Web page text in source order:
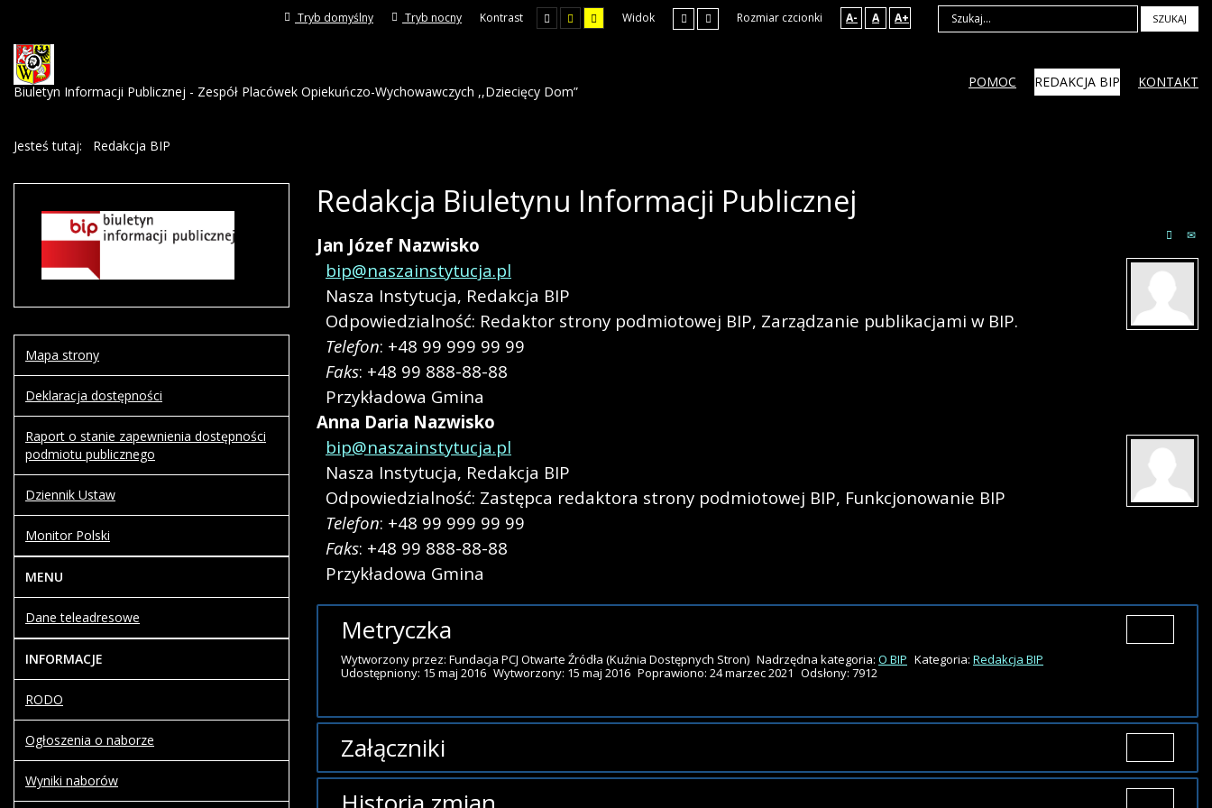
Tryb domyślny Tryb nocny Kontrast Widok Rozmiar czcionki A- A A+ SZUKAJ
Biuletyn Informacji Publicznej - Zespół Placówek Opiekuńczo-Wychowawczych ,,Dziecięcy Dom”
POMOC REDAKCJA BIP KONTAKT
Jesteś tutaj: Redakcja BIP
Redakcja Biuletynu Informacji Publicznej
Jan Józef Nazwisko
bip@naszainstytucja.pl
Nasza Instytucja, Redakcja BIP
Odpowiedzialność: Redaktor strony podmiotowej BIP, Zarządzanie publikacjami w BIP.
Telefon: +48 99 999 99 99
Faks: +48 99 888-88-88
Przykładowa Gmina
Anna Daria Nazwisko
bip@naszainstytucja.pl
Nasza Instytucja, Redakcja BIP
Odpowiedzialność: Zastępca redaktora strony podmiotowej BIP, Funkcjonowanie BIP
Telefon: +48 99 999 99 99
Faks: +48 99 888-88-88
Przykładowa Gmina
Metryczka
Wytworzony przez: Fundacja PCJ Otwarte Źródła (Kuźnia Dostępnych Stron) Nadrzędna kategoria: O BIP Kategoria: Redakcja BIP
Udostępniony: 15 maj 2016 Wytworzony: 15 maj 2016 Poprawiono: 24 marzec 2021 Odsłony: 7912
Załączniki
Brak załączników.
Mapa strony
Deklaracja dostępności
Raport o stanie zapewnienia dostępności
podmiotu publicznego
Dziennik Ustaw
Monitor Polski
MENU
Dane teleadresowe
INFORMACJE
RODO
Ogłoszenia o naborze
Wyniki naborów